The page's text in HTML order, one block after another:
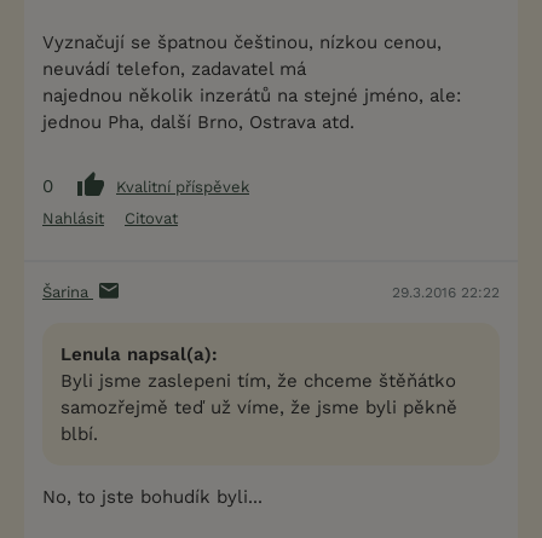
Vyznačují se špatnou češtinou, nízkou cenou,
neuvádí telefon, zadavatel má
najednou několik inzerátů na stejné jméno, ale:
jednou Pha, další Brno, Ostrava atd.
0
Kvalitní příspěvek
Nahlásit
Citovat
Šarina 29.3.2016 22:22
Lenula napsal(a):
Byli jsme zaslepeni tím, že chceme štěňátko
samozřejmě teď už víme, že jsme byli pěkně
blbí.
No, to jste bohudík byli...